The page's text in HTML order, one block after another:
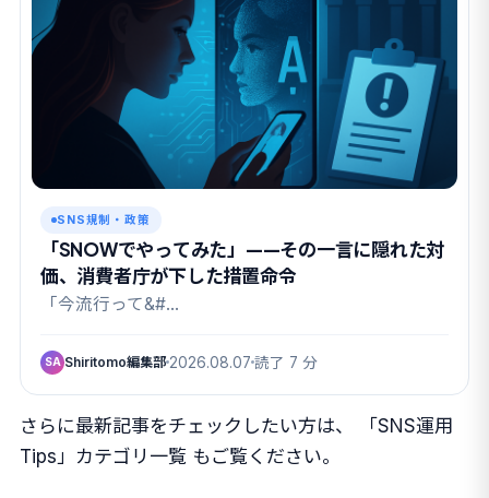
SNS規制・政策
「SNOWでやってみた」——その一言に隠れた対
価、消費者庁が下した措置命令
「今流行って&#…
SA Shiritomo編集部 2026.08.07 読了 7 分
さらに最新記事をチェックしたい方は、
「SNS運用
Tips」カテゴリ一覧 もご覧ください。